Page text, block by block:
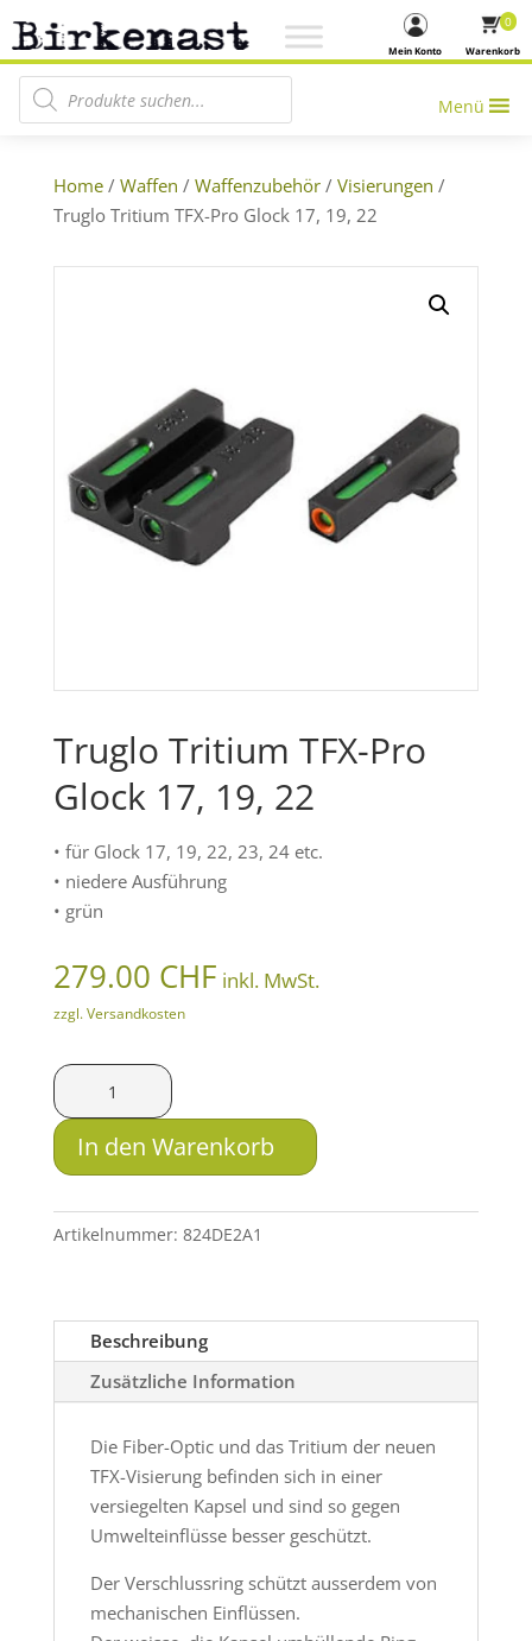
Warenkorb
0
Mein Konto
Products search
Menü
Home/ Waffen / Waffenzubehör/ Visierungen /
Truglo Tritium TFX-Pro Glock 17, 19, 22
Truglo Tritium TFX-Pro
Glock 17, 19, 22
• für Glock 17, 19, 22, 23, 24 etc.
• niedere Ausführung
• grün
279.00 CHF inkl. MwSt.
zzgl. Versandkosten
Truglo
Tritium
TFX-
Pro
17,
Menge
In den Warenkorb
Artikelnummer: 824DE2A1
Beschreibung
Zusätzliche Information
Die Fiber-Optic und das Tritium der neuen
TFX-Visierung befinden sich in einer
versiegelten Kapsel und sind so gegen
Umwelteinflüsse besser geschützt.
Der Verschlussring schützt ausserdem von
mechanischen Einflüssen.